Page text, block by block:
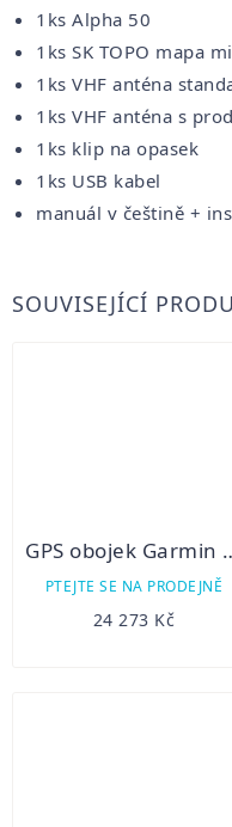
1ks Alpha 50
1ks SK TOPO mapa
1ks VHF anténa
1ks VHF anténa s
1ks klip na opasek
1ks USB kabel
manuál v češtině +
SOUVISEJÍCÍ
GPS obojek Garmin
PTEJTE SE NA PRODEJNĚ
24 273 Kč